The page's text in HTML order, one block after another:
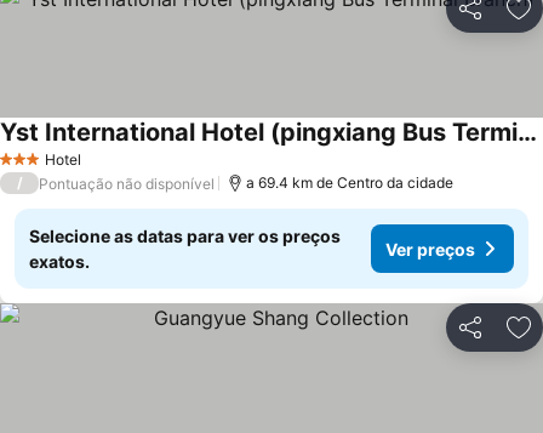
Partilhar
3 EstrelasHotel
Yst International Hotel (pingxiang Bus Terminal Branch)
/ Pontuação não disponível a 69.4 km de Centro da cidade
Selecione as datas para ver os preços
exatos.
Ver preços
Partilhar